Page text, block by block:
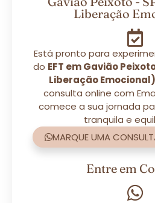
Liberação
Está pronto para
do EFT em Gavião
Liberação Emocional)
consulta online com
comece a sua jornada
tranquila e
MARQUE UMA
Entre em